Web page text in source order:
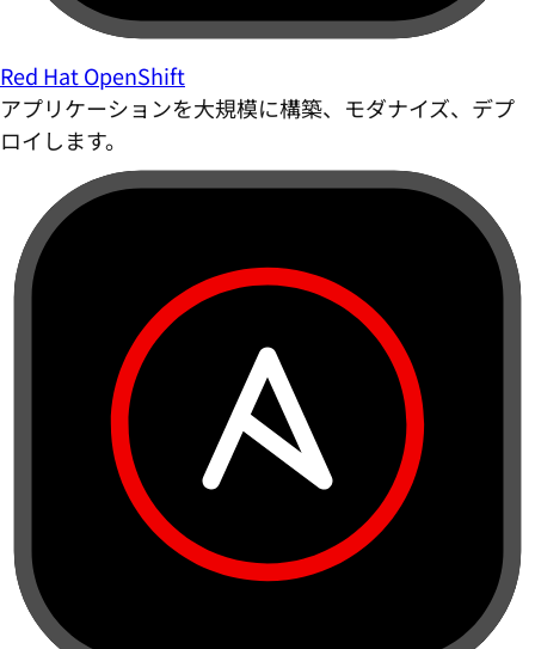
Red Hat OpenShift
アプリケーションを大規模に構築、モダナイズ、デプ
ロイします。